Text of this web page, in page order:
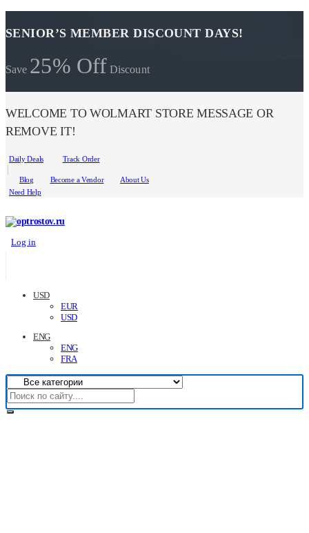
SENIOR’S MEMBER DISCOUNT DAYS!
Save 25% Off Discount
WELCOME TO WOLMART STORE MESSAGE OR
REMOVE IT!
Daily Deals Track Order
Blog Become a Vendor
About Us
Need Help
Log in
USD
EUR
USD
ENG
ENG
FRA